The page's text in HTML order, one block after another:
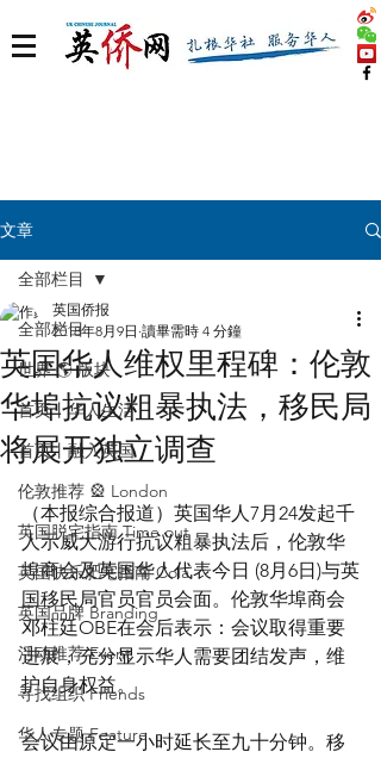
文章
全部栏目
世界 🌎 版块
首页丨华人生活
首页丨融入英国
伦敦推荐 🎡 London
英国脱宅指南 Time out
英国快乐肥宅指南 Cola
英国品牌 Branding
活动推荐 Event
寻找组织 Friends
华人专题 Feature
全部栏目
英国华人维权里程碑：伦敦
华埠抗议粗暴执法，移民局
将展开独立调查
英国侨报
2018年8月9日 讀畢需時 4 分鐘
（本报综合报道）英国华人7月24发起千
人示威大游行抗议粗暴执法后，伦敦华
埠商会及英国华人代表今日 (8月6日)与英
国移民局官员官员会面。伦敦华埠商会
邓柱廷OBE在会后表示：会议取得重要
进展，充分显示华人需要团结发声，维
护自身权益。
会议由原定一小时延长至九十分钟。移